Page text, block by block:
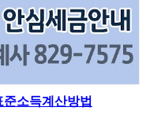
소득계산방법